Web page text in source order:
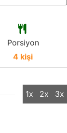
Porsiyon
4 kişi
1x 2x 3x